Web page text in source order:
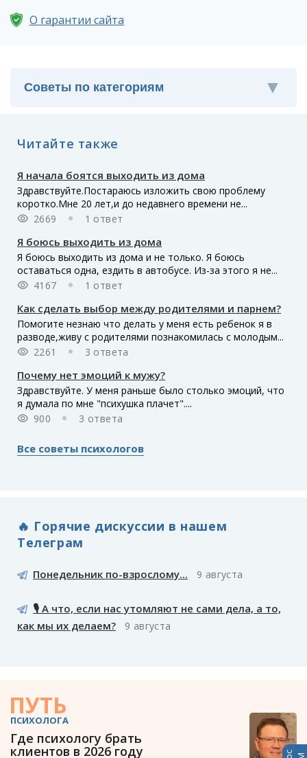
О гарантии сайта
Читайте также
Я начала боятся выходить из дома
Здравствуйте.Постараюсь изложить свою проблему
коротко.Мне 20 лет,и до недавнего времени не...
2669
1 ответ
Я боюсь выходить из дома
Я боюсь выходить из дома и не только. Я боюсь
оставаться одна, ездить в автобусе. Из-за этого я не...
4167
1 ответ
Как сделать выбор между родителями и парнем?
Помогите незнаю что делать у меня есть ребенок я в
разводе,живу с родителями познакомилась с молодым...
2261
3 ответа
Почему нет эмоций к мужу?
Здравствуйте. У меня раньше было столько эмоций, что
я думала по мне "психушка плачет"....
900
3 ответа
Все советы психологов
🔥 Горячие дискуссии в нашем
Телеграм
Понедельник по-взрослому... 9 августа
🎙️ А что, если нас утомляют не сами дела, а то,
как мы их делаем?
9 августа
ПУТЬ
ПСИХОЛОГА
Где психологу брать
клиентов в 2026 году